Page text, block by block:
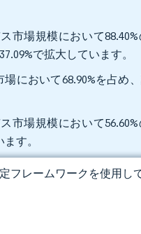
市場規模において
で拡大しています。
において68.90%を占め
市場規模において
す。
フレームワークを使用し